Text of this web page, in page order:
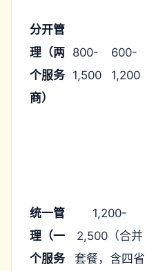
分开管
理（两
个服务
商）
800-
1,500
600-
1,200
统一管
理（一
个服务
1,200-
2,500（合并
套餐，含四省